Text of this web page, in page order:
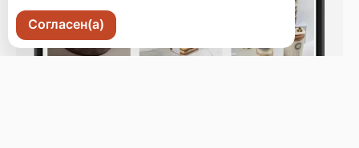
Согласен(а)